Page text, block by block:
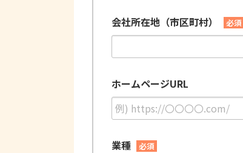
会社所在地（市区町村） 必須
ホームページURL
業種 必須